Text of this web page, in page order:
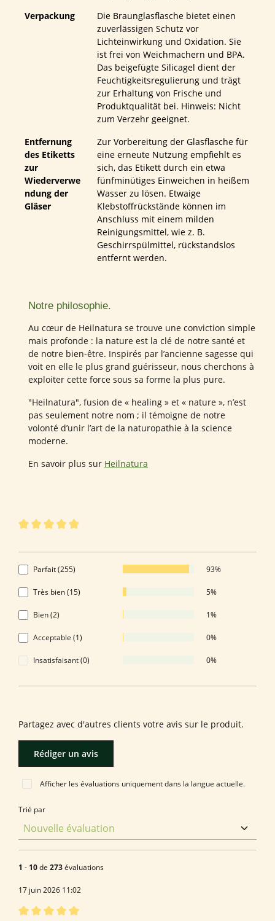
Verpackung
Die Braunglasflasche bietet einen
zuverlässigen Schutz vor
Lichteinwirkung und Oxidation. Sie
ist frei von Weichmachern und BPA.
Das beigefügte Silicagel dient der
Feuchtigkeitsregulierung und trägt
zur Erhaltung von Frische und
Produktqualität bei. Hinweis: Nicht
zum Verzehr geeignet.
Entfernung
des Etiketts
zur
Wiederverwe
ndung der
Gläser
Zur Vorbereitung der Glasflasche für
eine erneute Nutzung empfiehlt es
sich, das Etikett durch ein etwa
fünfminütiges Einweichen in heißem
Wasser zu lösen. Etwaige
Klebstoffrückstände können im
Anschluss mit einem milden
Reinigungsmittel, wie z. B.
Geschirrspülmittel, rückstandslos
entfernt werden.
Notre philosophie.
Au cœur de Heilnatura se trouve une conviction simple
mais profonde : la nature est la clé de notre santé et
de notre bien-être. Inspirés par l’ancienne sagesse qui
voit en elle le plus grand guérisseur, nous cherchons à
exploiter cette force sous sa forme la plus pure.
"Heilnatura", fusion de « healing » et « nature », n’est
pas seulement notre nom ; il témoigne de notre
volonté d’unir l’art de la naturopathie à la science
moderne.
En savoir plus sur Heilnatura
Parfait (255) 93%
Très bien (15) 5%
Bien (2) 1%
Acceptable (1) 0%
Insatisfaisant (0) 0%
Partagez avec d'autres clients votre avis sur le produit.
Rédiger un avis
Afficher les évaluations uniquement dans la langue actuelle.
Trié par
1 - 10de 273évaluations
17 juin 2026 11:02